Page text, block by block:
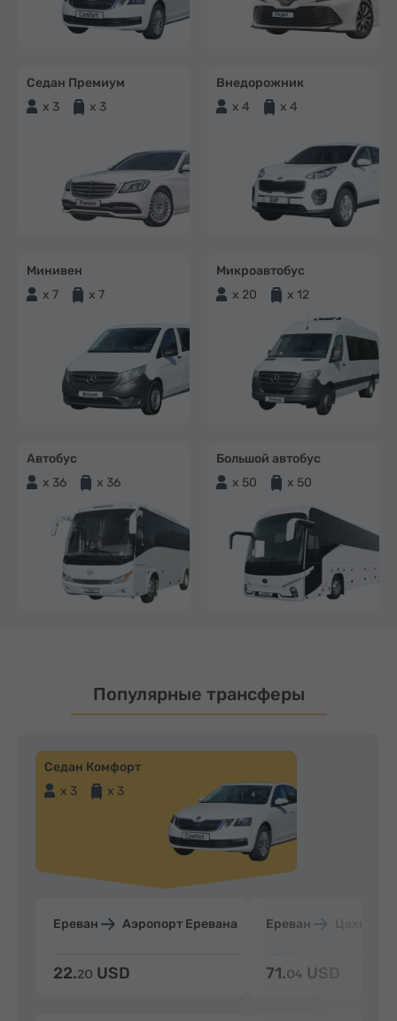
Седан Премиум
x 3
x 3
Внедорожник
x 4
x 4
Минивен
x 7
x 7
Микроавтобус
x 20
x 12
Автобус
x 36
x 36
Большой автобус
x 50
x 50
Популярные трансферы
Седан Комфорт
x 3
x 3
Ереван Аэропорт Еревана
22.20 USD
Ереван
71.04 USD